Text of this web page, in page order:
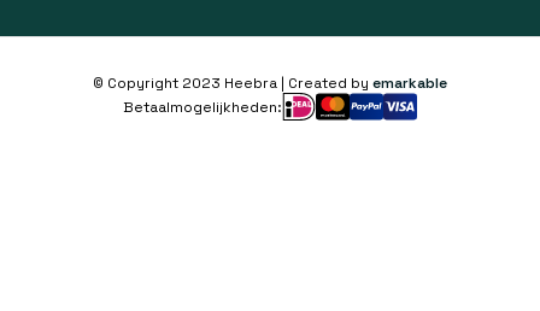
© Copyright 2023 Heebra | Created by emarkable
Betaalmogelijkheden: